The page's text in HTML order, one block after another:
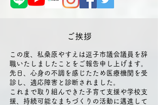
​ご挨拶
この度、私桑原やすえは逗子市議会議員を辞
職いたしましたことをご報告申し上げます。
先日、心身の不調を感じたため医療機関を受
診し、適応障害と診断されました。
これまで取り組んできた子育て支援や学校支
援、持続可能なまちづくりの活動に邁進して